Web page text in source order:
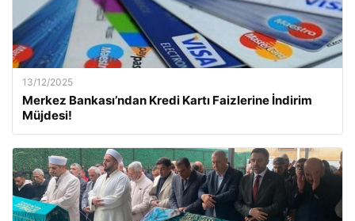
13/12/2025
Merkez Bankası’ndan Kredi Kartı Faizlerine İndirim
Müjdesi!